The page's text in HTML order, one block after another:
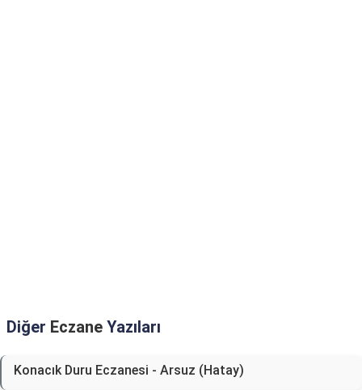
Diğer Eczane Yazıları
Konacık Duru Eczanesi - Arsuz (Hatay)